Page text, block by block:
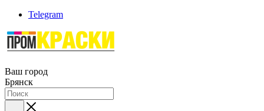
Telegram
Ваш город
Брянск